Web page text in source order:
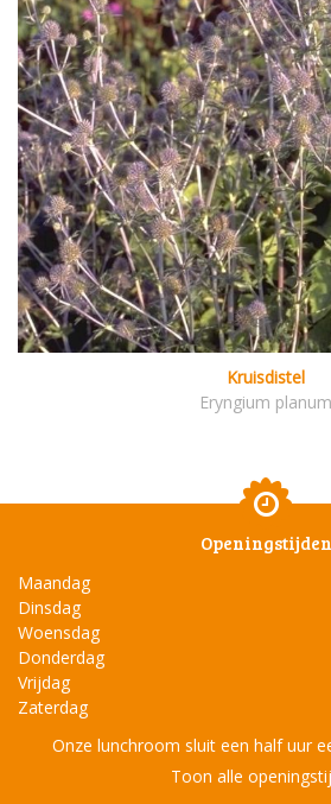
Kruisdistel
Eryngium planum
Openingstijden
Maandag
Dinsdag
Woensdag
Donderdag
Vrijdag
Zaterdag
Onze lunchroom sluit een half uur
Toon alle